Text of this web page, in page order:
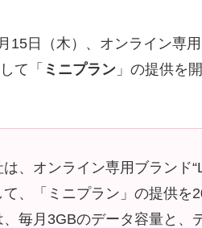
15日（木）、オンライン専用
て「 ミニプラン 」の提供を
、オンライン専用ブランド
、「ミニプラン」の提供を
毎月3GBのデータ容量と、